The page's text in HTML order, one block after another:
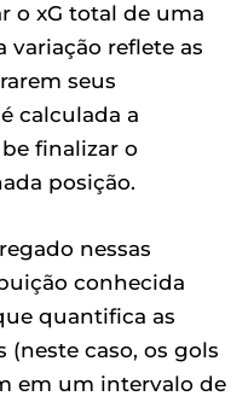
o xG total de uma
variação reflete as
seus
calculada a
finalizar o
posição.
nessas
conhecida
quantifica as
caso, os gols
em um intervalo de